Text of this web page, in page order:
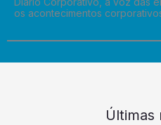
os acontecimentos
Últimas